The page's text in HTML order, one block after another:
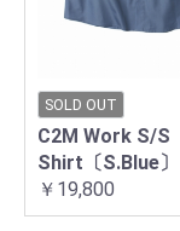
SOLD OUT
C2M Work S/S
Shirt〔S.Blue〕
￥19,800